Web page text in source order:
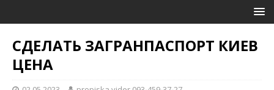
СДЕЛАТЬ ЗАГРАНПАСПОРТ КИЕВ
ЦЕНА